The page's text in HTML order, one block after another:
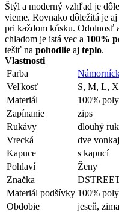
Štýl a moderný vzhľad je
vieme. Rovnako dôležitá je
pri každom kúsku. Odolnosť
chladom je istá vec a 100%
tešiť na pohodlie aj teplo.
Vlastnosti
Farba
Veľkosť
S, M, L,
Materiál
100%
Zapínanie
zips
Rukávy
dlouhý
Vrecká
dve
Kapuce
s kapucí
Pohlaví
Ženy
Značka
Materiál podšívky 100%
Obdobie
jeseň, zima